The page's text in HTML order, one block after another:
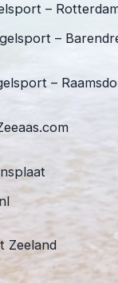
–
–
–
Zeeland